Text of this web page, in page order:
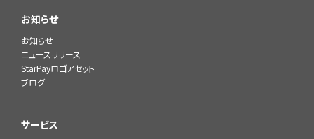
お知らせ
お知らせ
ニュースリリース
StarPayロゴアセット
ブログ
サービス